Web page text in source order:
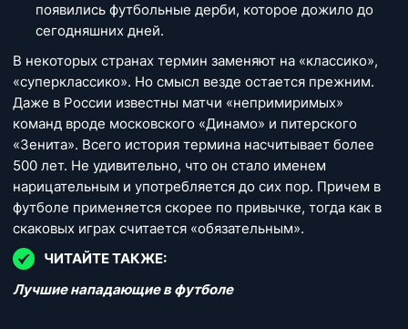
появились футбольные дерби, которое дожило до
сегодняшних дней.
В некоторых странах термин заменяют на «классико»,
«суперклассико». Но смысл везде остается прежним.
Даже в России известны матчи «непримиримых»
команд вроде московского «Динамо» и питерского
«Зенита». Всего история термина насчитывает более
500 лет. Не удивительно, что он стало именем
нарицательным и употребляется до сих пор. Причем в
футболе применяется скорее по привычке, тогда как в
скаковых играх считается «обязательным».
ЧИТАЙТЕ ТАКЖЕ:
Лучшие нападающие в футболе